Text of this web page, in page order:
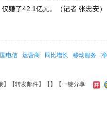
赚了42.1亿元。（记者 张忠安）
电信 运营商 同比增长 移动服务
】【转发邮件】【 】 【一键分享